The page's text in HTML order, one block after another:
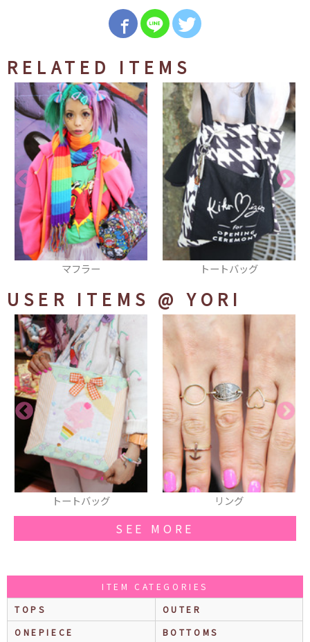
RELATED ITEMS
USER ITEMS @ YORI
SEE MORE
ITEM CATEGORIES
TOPS
OUTER
ONEPIECE
BOTTOMS